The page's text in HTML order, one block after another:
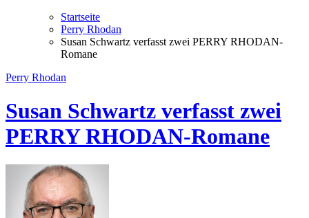
Startseite
Perry Rhodan
Susan Schwartz verfasst zwei PERRY RHODAN-
Romane
Perry Rhodan
Susan Schwartz verfasst zwei
PERRY RHODAN-Romane